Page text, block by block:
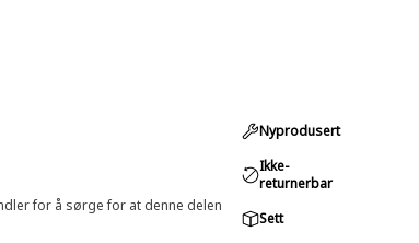
for å sørge for at denne delen
Nyprodusert
Ikke-
returnerbar
Sett